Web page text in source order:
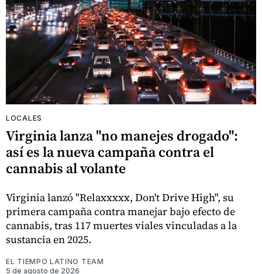
LOCALES
Virginia lanza "no manejes drogado":
así es la nueva campaña contra el
cannabis al volante
Virginia lanzó "Relaxxxxx, Don't Drive High", su
primera campaña contra manejar bajo efecto de
cannabis, tras 117 muertes viales vinculadas a la
sustancia en 2025.
EL TIEMPO LATINO TEAM
5 de agosto de 2026